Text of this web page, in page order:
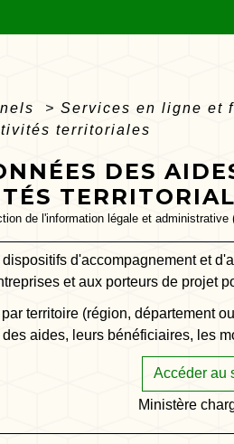
> Services en ligne et
territoriales
DES
de l'information légale et administrative
d'accompagnement et
et aux porteurs de projet
territoire (région, département
aides, leurs bénéficiaires, les
Accéder au
Ministère